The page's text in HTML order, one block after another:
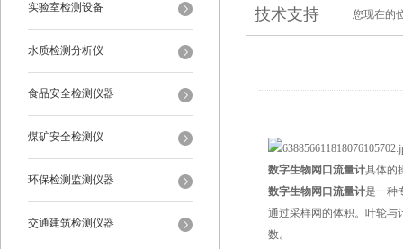
实验室检测设备
水质检测分析仪
食品安全检测仪器
煤矿安全检测仪
环保检测监测仪器
交通建筑检测仪器
技术支持 您现在的
数字生物网口流量计具体的
数字生物网口流量计是一种
通过采样网的体积。叶轮与
数。